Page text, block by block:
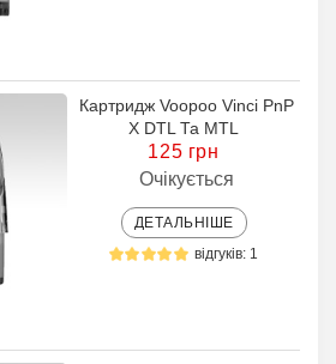
Картридж Voopoo Vinci PnP
X DTL Та MTL
125 грн
Очікується
ДЕТАЛЬНІШЕ
відгуків: 1